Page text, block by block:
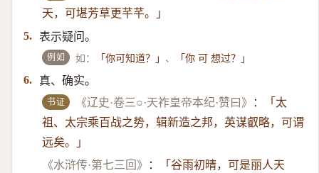
天，可堪芳草更芊芊。」
5. 表示疑问。
例如 如： 「你可知道？」 、 「你 可 想过？」
6. 真、确实。
书证 《辽史·卷三○·天祚皇帝本纪·赞曰》 ：
「太
祖、太宗乘百战之势，辑新造之邦，英谋叡略，可谓
远矣。」
《水浒传·第七三回》
：
「谷雨初晴，可是丽人天